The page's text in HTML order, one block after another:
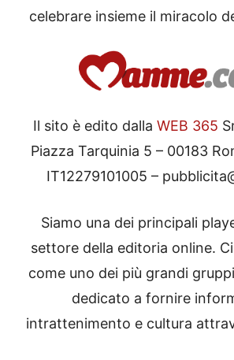
celebrare insieme il miracolo
Il sito è edito dalla WEB 365
Piazza Tarquinia 5 – 00183
IT12279101005 –
Siamo una dei principali
settore della editoria online.
come uno dei più grandi
dedicato a fornire
intrattenimento e cultura